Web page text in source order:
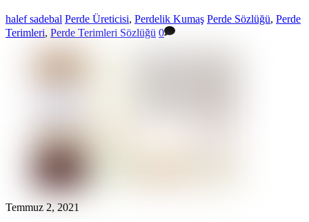
halef sadebal Perde Üreticisi, Perdelik Kumaş Perde Sözlüğü, Perde
Terimleri, Perde Terimleri Sözlüğü 0
Temmuz 2, 2021